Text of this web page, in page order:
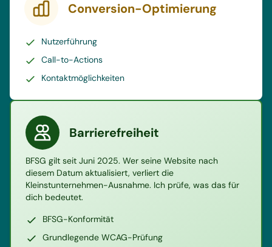
Conversion-Optimierung
Nutzerführung
Call-to-Actions
Kontaktmöglichkeiten
Barrierefreiheit
BFSG gilt seit Juni 2025. Wer seine Website nach
diesem Datum aktualisiert, verliert die
Kleinstunternehmen-Ausnahme. Ich prüfe, was das für
dich bedeutet.
BFSG-Konformität
Grundlegende WCAG-Prüfung